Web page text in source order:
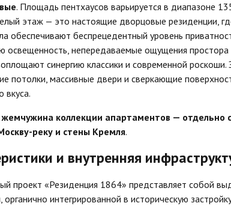
. Площадь пентхаусов варьируется в диапазоне
этаж — это настоящие дворцовые резиденции,
обеспечивают беспрецедентный уровень
освещенность, непередаваемые ощущения
синергию классики и современной роскоши.
потолки, массивные двери и сверкающие
вкуса.
жемчужина коллекции апартаментов —
реку и стены Кремля.
и внутренняя
проект «Резиденция 1864» представляет собой
органично интегрированной в историческую